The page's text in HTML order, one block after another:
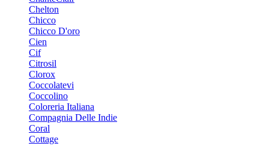
Chelton
Chicco
Chicco D'oro
Cien
Cif
Citrosil
Clorox
Coccolatevi
Coccolino
Coloreria Italiana
Compagnia Delle Indie
Coral
Cottage